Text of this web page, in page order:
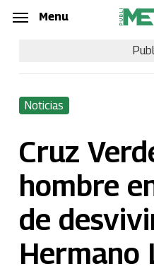
Skip
content
Menu
Noticias
Cruz
hombre
de
Hermano
Menu